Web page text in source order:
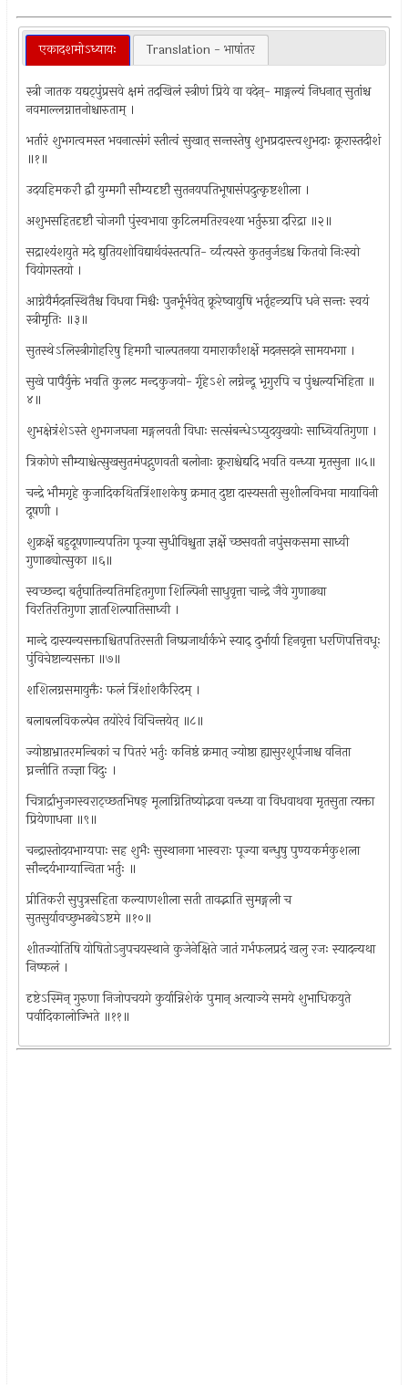
एकादशमोऽध्यायः Translation - भाषांतर
स्त्री जातक यद्यट्पुंप्रसवे क्षमं तदखिलं स्त्रीणं प्रिये वा वदेन्- माङ्गल्यं निधनात् सुतांश्च
नवमाल्लग्नात्तनोश्चारुताम् ।
भर्तारं शुभगत्वमस्त भवनात्संगं स्तीत्वं सुखात् सन्तस्तेषु शुभप्रदास्त्वशुभदाः क्रूरास्तदीशं
॥१॥
उदयहिमकरौ द्वौ युग्मगौ सौम्यदृष्टौ सुतनयपतिभूषासंपदुत्कृष्टशीला ।
अशुभसहितदृष्टौ चोजगौ पुंस्वभावा कुटिलमतिरवश्या भर्तुरुग्रा दरिद्रा ॥२॥
सद्राश्यंशयुते मदे द्युतियशोविद्यार्थवंस्तत्पति- र्व्यत्यस्ते कुतनुर्जडश्च कितवो निःस्वो
वियोगस्तयो ।
आग्नेयैर्मदनस्थितैश्च विधवा मिश्चैः पुनर्भूर्भवेत् क्रूरेष्वायुषि भर्तृहन्त्र्यपि धने सन्तः स्वयं
स्त्रीमृतिः ॥३॥
सुतस्थेऽलिस्त्रीगोहरिषु हिमगौ चाल्पतनया यमारार्कांशर्क्षे मदनसदने सामयभगा ।
सुखे पापैर्युक्ते भवति कुलट मन्दकुजयो- र्गृहेऽशे लग्नेन्दू भृगुरपि च पुंश्चल्यभिहिता ॥
४॥
शुभक्षेत्रंशेऽस्ते शुभगजघना मङ्गलवती विधाः सत्संबन्धेऽप्युदयुखयोः साध्वियतिगुणा ।
त्रिकोणे सौम्याश्चेत्सुखसुतमंपद्गुणवती बलोनाः क्रूराश्चेद्यदि भवति वन्ध्या मृतसुना ॥५॥
चन्द्रे भौमगृहे कुजादिकथितत्रिंशाशकेषु क्रमात् दुष्टा दास्यसती सुशीलविभवा मायाविनी
दूषणी ।
शुक्रर्क्षे बहुदूषणान्यपतिग पूज्या सुधीविश्चुता ज्ञर्क्षे च्छसवती नपुंसकसमा साध्वी
गुणाढ्योत्सुका ॥६॥
स्वच्छन्दा बर्तृघातिन्यतिमहितगुणा शिल्पिनी साधुवृत्ता चान्द्रे जैवे गुणाढ्या
विरतिरतिगुणा ज्ञातशिल्पातिसाध्वी ।
मान्दे दास्यन्यसक्ताश्चितपतिरसती निष्प्रजार्थार्कभे स्याद् दुर्भार्या हिनवृत्ता धरणिपत्तिवधूः
पुंविचेष्टान्यसक्ता ॥७॥
शशिलग्नसमायुक्तैः फलं त्रिंशांशकैरिदम् ।
बलाबलविकल्पेन तयोरेवं विचिन्तयेत् ॥८॥
ज्योष्ठाभ्रातरमन्बिकां च पितरं भर्तुः कनिष्ठं क्रमात् ज्योष्ठा ह्यासुरशूर्पजाश्च वनिता
घ्नन्तीति तज्ज्ञा विदुः ।
चित्रार्द्राभुजगस्वराट्च्छतभिषङ् मूलाग्नितिष्योद्भवा वन्ध्या वा विधवाथवा मृतसुता त्यक्ता
प्रियेणाधना ॥९॥
चन्द्रास्तोदयभाग्यपाः सह शुभैः सुस्थानगा भास्वराः पूज्या बन्धुषु पुण्यकर्मकुशला
सौन्दर्यभाग्यान्विता भर्तुः ॥
प्रीतिकरी सुपुत्रसहिता कल्याणशीला सती तावद्भाति सुमङ्गली च
सुतसुर्यावच्छुभढ्येऽष्टमे ॥१०॥
शीतज्योतिषि योषितोऽनुपचयस्थाने कुजेनेक्षिते जातं गर्भफलप्रदं खलु रजः स्यादन्यथा
निष्फलं ।
दृष्टेऽस्मिन् गुरुणा निजोपचयगे कुर्यान्निशेकं पुमान् अत्याज्ये समये शुभाधिकयुते
पर्वादिकालोज्भिते ॥११॥